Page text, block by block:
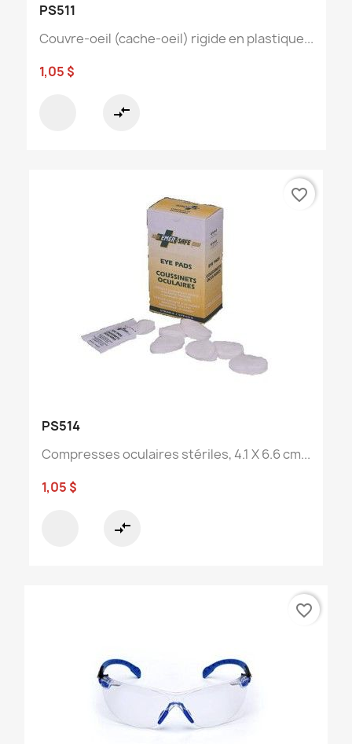
PS511
Couvre-oeil (cache-oeil) rigide en plastique...
1,05 $
compare_arrows
PS514
Compresses oculaires stériles, 4.1 X 6.6 cm...
1,05 $
compare_arrows
favorite_border
favorite_border